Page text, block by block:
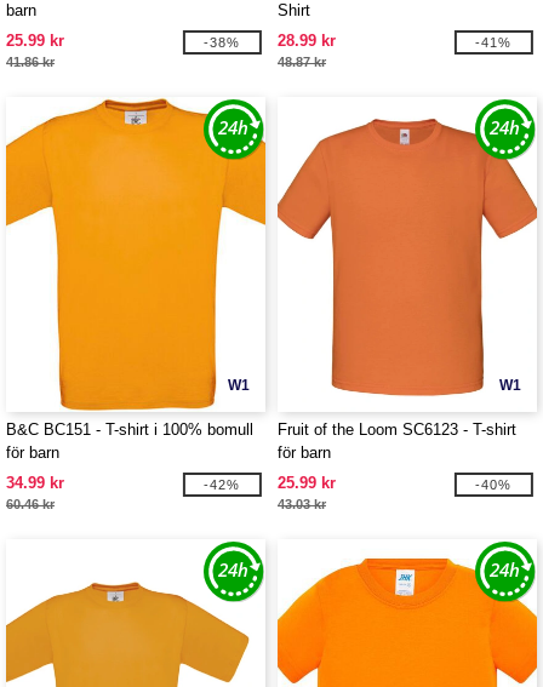
barn
25.99 kr
41.86 kr
-38%
Shirt
28.99 kr
48.87 kr
-41%
W1
B&C BC151 - T-shirt i 100% bomull
för barn
34.99 kr
60.46 kr
-42%
W1
Fruit of the Loom SC6123 - T-shirt
för barn
25.99 kr
43.03 kr
-40%